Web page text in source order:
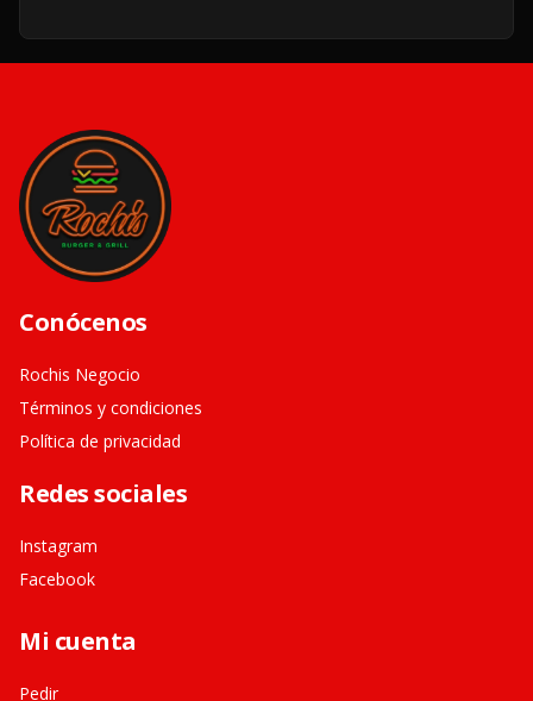
Conócenos
Rochis Negocio
Términos y condiciones
Política de privacidad
Redes sociales
Instagram
Facebook
Mi cuenta
Pedir